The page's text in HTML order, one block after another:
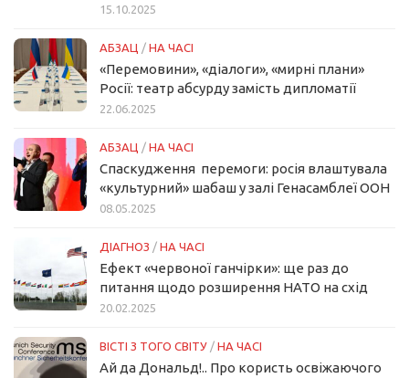
15.10.2025
АБЗАЦ / НА ЧАСІ
«Перемовини», «діалоги», «мирні плани»
Росії: театр абсурду замість дипломатії
22.06.2025
АБЗАЦ / НА ЧАСІ
Спаскудження перемоги: росія влаштувала
«культурний» шабаш у залі Генасамблеї ООН
08.05.2025
ДІАГНОЗ / НА ЧАСІ
Ефект «червоної ганчірки»: ще раз до
питання щодо розширення НАТО на схід
20.02.2025
ВІСТІ З ТОГО СВІТУ / НА ЧАСІ
Ай да Дональд!.. Про користь освіжаючого